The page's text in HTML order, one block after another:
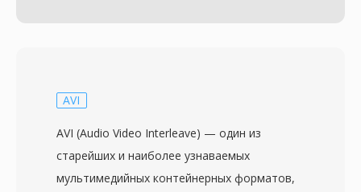
AVI
AVI (Audio Video Interleave) — один из
старейших и наиболее узнаваемых
мультимедийных контейнерных форматов,